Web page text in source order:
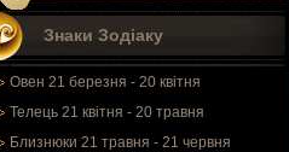
Знаки Зодіаку
Овен 21 березня - 20 квітня
Телець 21 квітня - 20 травня
Близнюки 21 травня - 21 червня